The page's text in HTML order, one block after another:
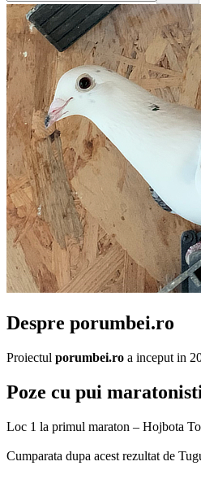
Despre porumbei.ro
Proiectul porumbei.ro a inceput in
Poze cu pui
Loc 1 la primul maraton – Hojbota
Cumparata dupa acest rezultat de